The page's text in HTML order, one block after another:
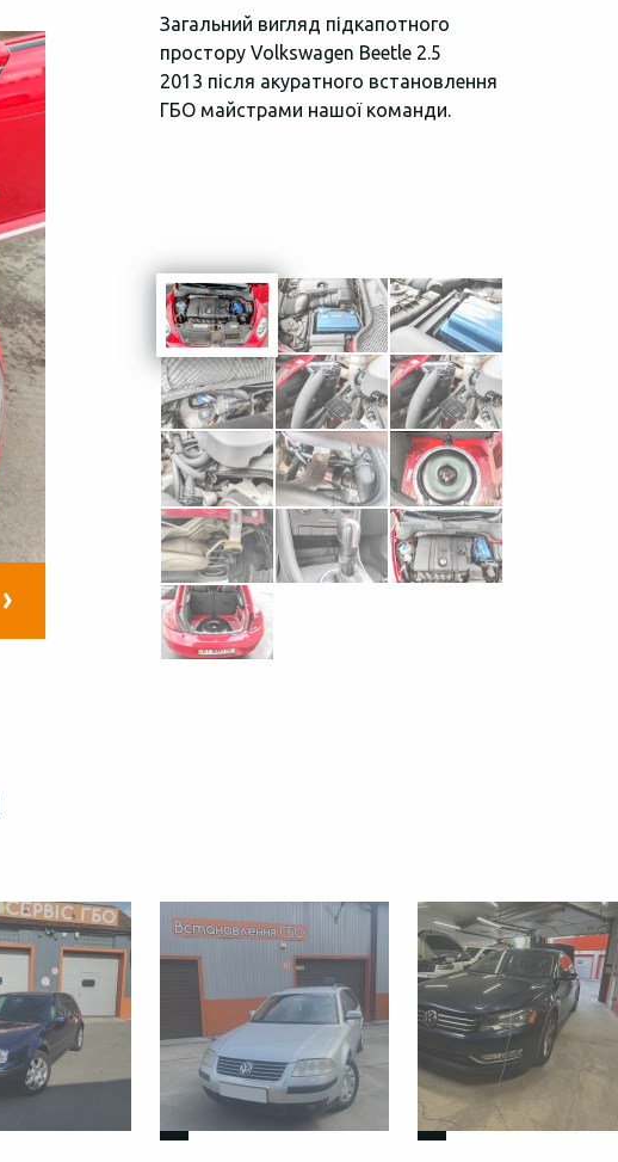
Загальний вигляд підкапотного
простору Volkswagen Beetle 2.5
2013 після акуратного встановлення
ГБО майстрами нашої команди.